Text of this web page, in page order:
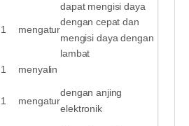
1 mengatur
dapat mengisi daya
dengan cepat dan
mengisi daya dengan
lambat
1 menyalin
1 mengatur
dengan anjing
elektronik